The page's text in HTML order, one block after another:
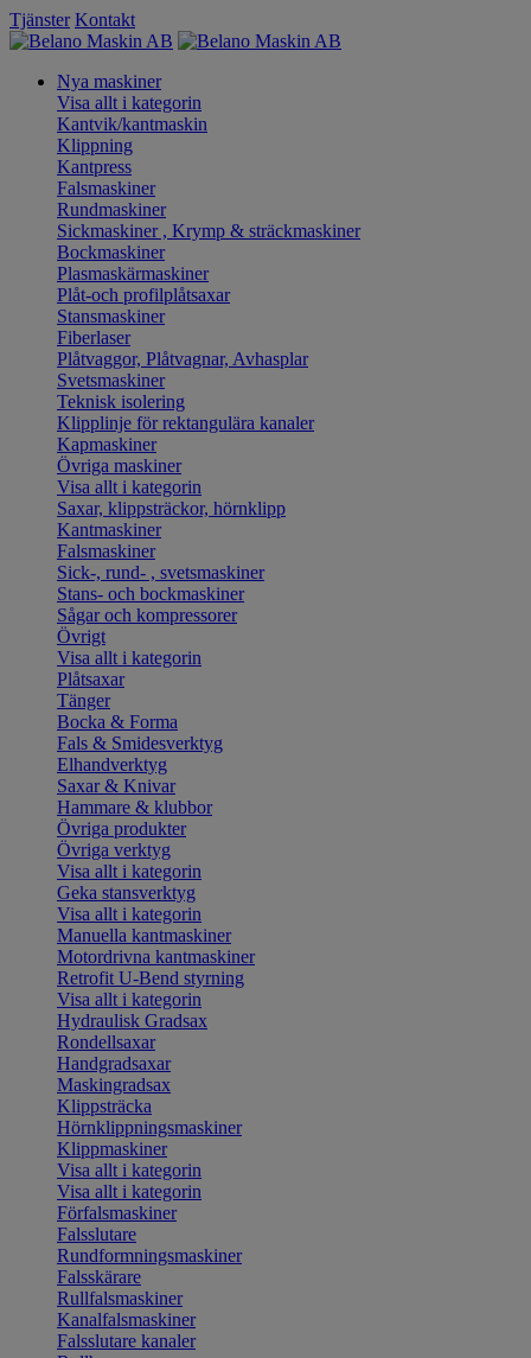
Tjänster Kontakt
Nya maskiner
Visa allt i kategorin
Kantvik/kantmaskin
Klippning
Kantpress
Falsmaskiner
Rundmaskiner
Sickmaskiner , Krymp & sträckmaskiner
Bockmaskiner
Plasmaskärmaskiner
Plåt-och profilplåtsaxar
Stansmaskiner
Fiberlaser
Plåtvaggor, Plåtvagnar, Avhasplar
Svetsmaskiner
Teknisk isolering
Klipplinje för rektangulära kanaler
Kapmaskiner
Övriga maskiner
Visa allt i kategorin
Saxar, klippsträckor, hörnklipp
Kantmaskiner
Falsmaskiner
Sick-, rund- , svetsmaskiner
Stans- och bockmaskiner
Sågar och kompressorer
Övrigt
Visa allt i kategorin
Plåtsaxar
Tänger
Bocka & Forma
Fals & Smidesverktyg
Elhandverktyg
Saxar & Knivar
Hammare & klubbor
Övriga produkter
Övriga verktyg
Visa allt i kategorin
Geka stansverktyg
Visa allt i kategorin
Manuella kantmaskiner
Motordrivna kantmaskiner
Retrofit U-Bend styrning
Visa allt i kategorin
Hydraulisk Gradsax
Rondellsaxar
Handgradsaxar
Maskingradsax
Klippsträcka
Hörnklippningsmaskiner
Klippmaskiner
Visa allt i kategorin
Visa allt i kategorin
Förfalsmaskiner
Falsslutare
Rundformningsmaskiner
Falsskärare
Rullfalsmaskiner
Kanalfalsmaskiner
Falsslutare kanaler